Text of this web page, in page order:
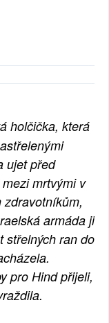
holčička, která
ujet před
mrtvými v
armáda ji
střelných ran do
pro Hind přijeli,